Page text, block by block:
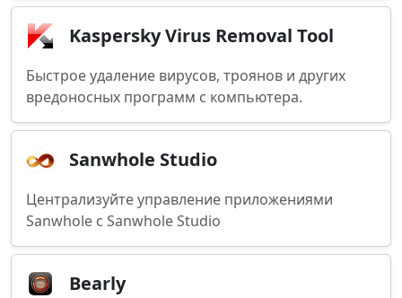
Kaspersky Virus Removal Tool
Быстрое удаление вирусов, троянов и других
вредоносных программ с компьютера.
Sanwhole Studio
Централизуйте управление приложениями
Sanwhole с Sanwhole Studio
Bearly